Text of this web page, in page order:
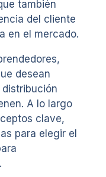
también
del cliente
en el mercado.
desean
A lo largo
clave,
para elegir el